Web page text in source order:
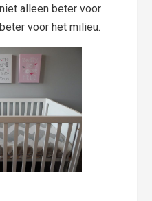
alleen beter voor
voor het milieu.